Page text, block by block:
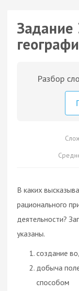
Задание
Разбор
В каких
рационального
деятельности?
указаны.
создание
добыча
способом